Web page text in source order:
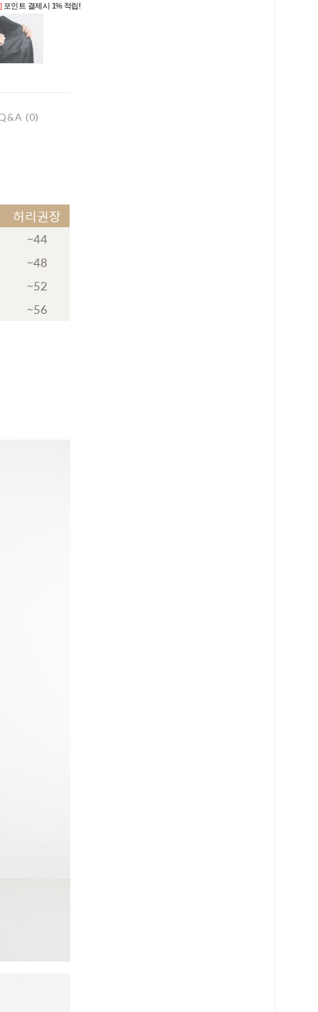
포인트 결제시 1% 적립!
(0)
허리권장
~44
~48
~52
~56